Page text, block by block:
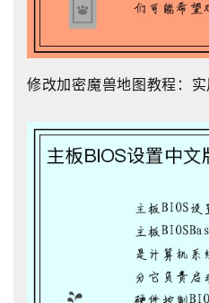
修改加密魔兽地图教程：